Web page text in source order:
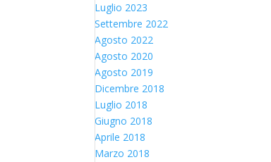
Luglio 2023
Settembre 2022
Agosto 2022
Agosto 2020
Agosto 2019
Dicembre 2018
Luglio 2018
Giugno 2018
Aprile 2018
Marzo 2018